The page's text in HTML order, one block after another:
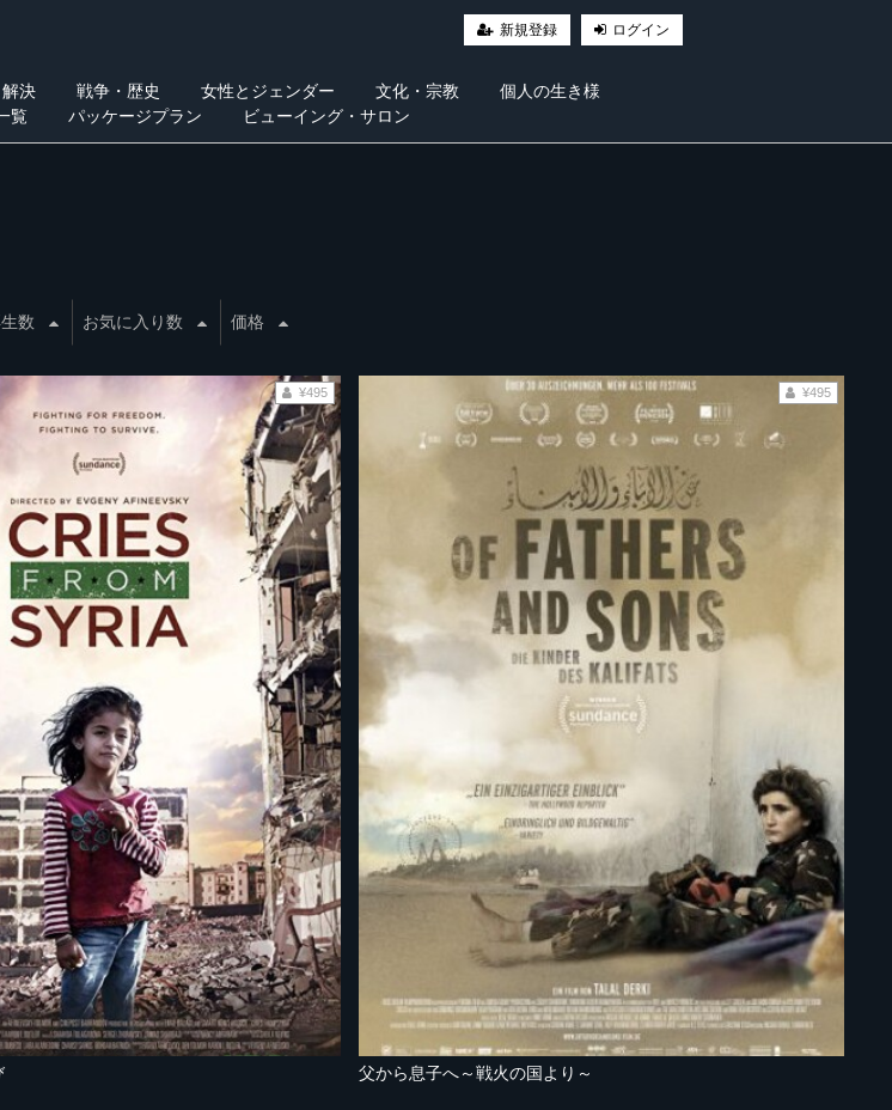
新規登録 ログイン
決 戦争・歴史 女性とジェンダー 文化・宗教
個人の生き様
覧 パッケージプラン ビューイング・サロン
数 お気に入り数 価格
¥495
父から息子へ～戦火の国より～
¥495